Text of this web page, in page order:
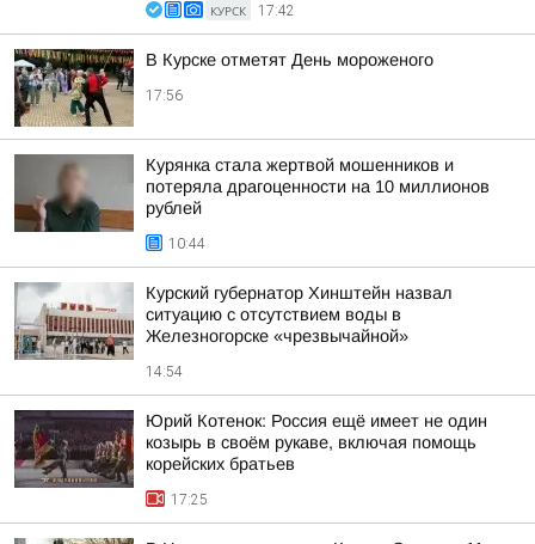
КУРСК 17:42
В Курске отметят День мороженого
17:56
Курянка стала жертвой мошенников и
потеряла драгоценности на 10 миллионов
рублей
10:44
Курский губернатор Хинштейн назвал
ситуацию с отсутствием воды в
Железногорске «чрезвычайной»
14:54
Юрий Котенок: Россия ещё имеет не один
козырь в своём рукаве, включая помощь
корейских братьев
17:25